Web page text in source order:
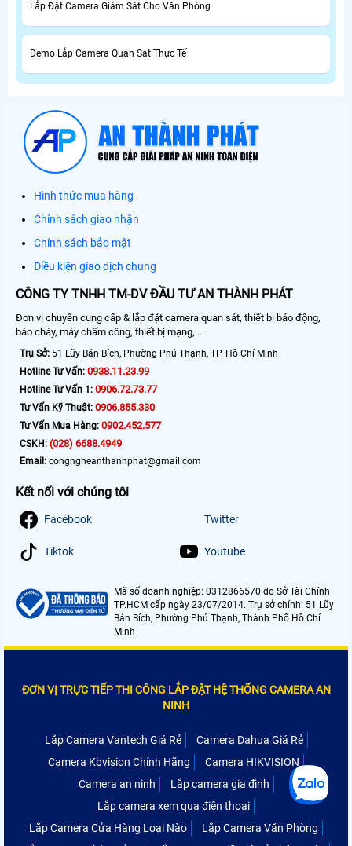
Lắp Đặt Camera Giám Sát Cho Văn Phòng
Demo Lắp Camera Quan Sát Thực Tế
Hình thức mua hàng
Chính sách giao nhận
Chính sách bảo mật
Điều kiện giao dịch chung
CÔNG TY TNHH TM-DV ĐẦU TƯ AN THÀNH PHÁT
Đơn vị chuyên cung cấp & lắp đặt camera quan sát, thiết bị báo động,
báo cháy, máy chấm công, thiết bị mạng, ...
Trụ Sở: 51 Lũy Bán Bích, Phường Phú Thạnh, TP. Hồ Chí Minh
Hotline Tư Vấn: 0938.11.23.99
Hotline Tư Vấn 1: 0906.72.73.77
Tư Vấn Kỹ Thuật: 0906.855.330
Tư Vấn Mua Hàng: 0902.452.577
CSKH: (028) 6688.4949
Email: congngheanthanhphat@gmail.com
Kết nối với chúng tôi
Facebook Twitter
Tiktok Youtube
Mã số doanh nghiệp: 0312866570 do Sở Tài Chính
TP.HCM cấp ngày 23/07/2014. Trụ sở chính: 51 Lũy
Bán Bích, Phường Phú Thạnh, Thành Phố Hồ Chí
Minh
ĐƠN VỊ TRỰC TIẾP THI CÔNG LẮP ĐẶT HỆ THỐNG CAMERA AN
NINH
Lắp Camera Vantech Giá Rẻ
Camera Dahua Giá Rẻ
Camera Kbvision Chính Hãng
Camera HIKVISION
Camera an ninh
Lắp camera gia đình
Lắp camera xem qua điện thoại
Lắp Camera Cửa Hàng Loại Nào
Lắp Camera Văn Phòng